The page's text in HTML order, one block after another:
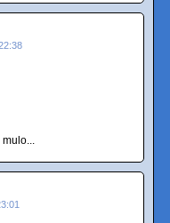
mulo...